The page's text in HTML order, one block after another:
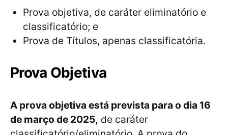
Prova objetiva, de caráter eliminatório e
classificatório; e
Prova de Títulos, apenas classificatória.
Prova Objetiva
A prova objetiva está prevista para o dia 16
de março de 2025, de caráter